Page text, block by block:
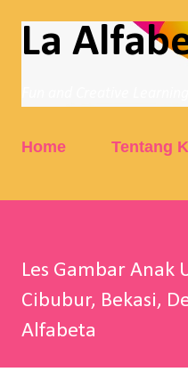
Skip
La
Home Tentang
Les Gambar Anak
Cibubur, Bekasi,
Alfabeta